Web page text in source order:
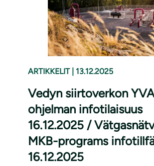
ARTIKKELIT 13.12.2025
Vedyn siirtoverkon
ohjelman infotilaisuus
16.12.2025 /
MKB-programs
16.12.2025